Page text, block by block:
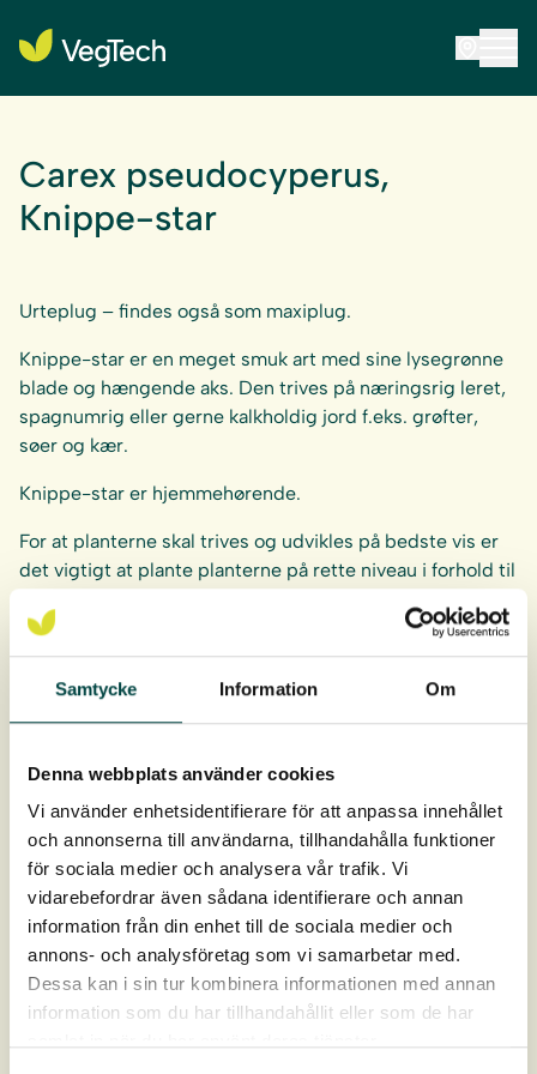
Samtycke Information Om
Denna webbplats använder cookies
Vi använder enhetsidentifierare för att anpassa innehållet
och annonserna till användarna, tillhandahålla funktioner
för sociala medier och analysera vår trafik. Vi
vidarebefordrar även sådana identifierare och annan
information från din enhet till de sociala medier och
annons- och analysföretag som vi samarbetar med.
Dessa kan i sin tur kombinera informationen med annan
information som du har tillhandahållit eller som de har
Carex pseudocyperus,
Knippe-star
Urteplug – findes også som maxiplug.
Knippe-star er en meget smuk art med sine lysegrønne
blade og hængende aks. Den trives på næringsrig leret,
spagnumrig eller gerne kalkholdig jord f.eks. grøfter,
søer og kær.
Knippe-star er hjemmehørende.
For at planterne skal trives og udvikles på bedste vis er
det vigtigt at plante planterne på rette niveau i forhold til
Rodklumpen er 9 cm dyb og 4 cm i diameter.
Planterne leveres i bakker af 40 stk.
Levering: April-oktober